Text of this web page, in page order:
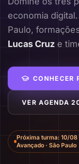
economia
Paulo,
Lucas Cruz e
CONHECER
VER AGENDA
Próxima turma: 10/08
Avançado · São Paulo